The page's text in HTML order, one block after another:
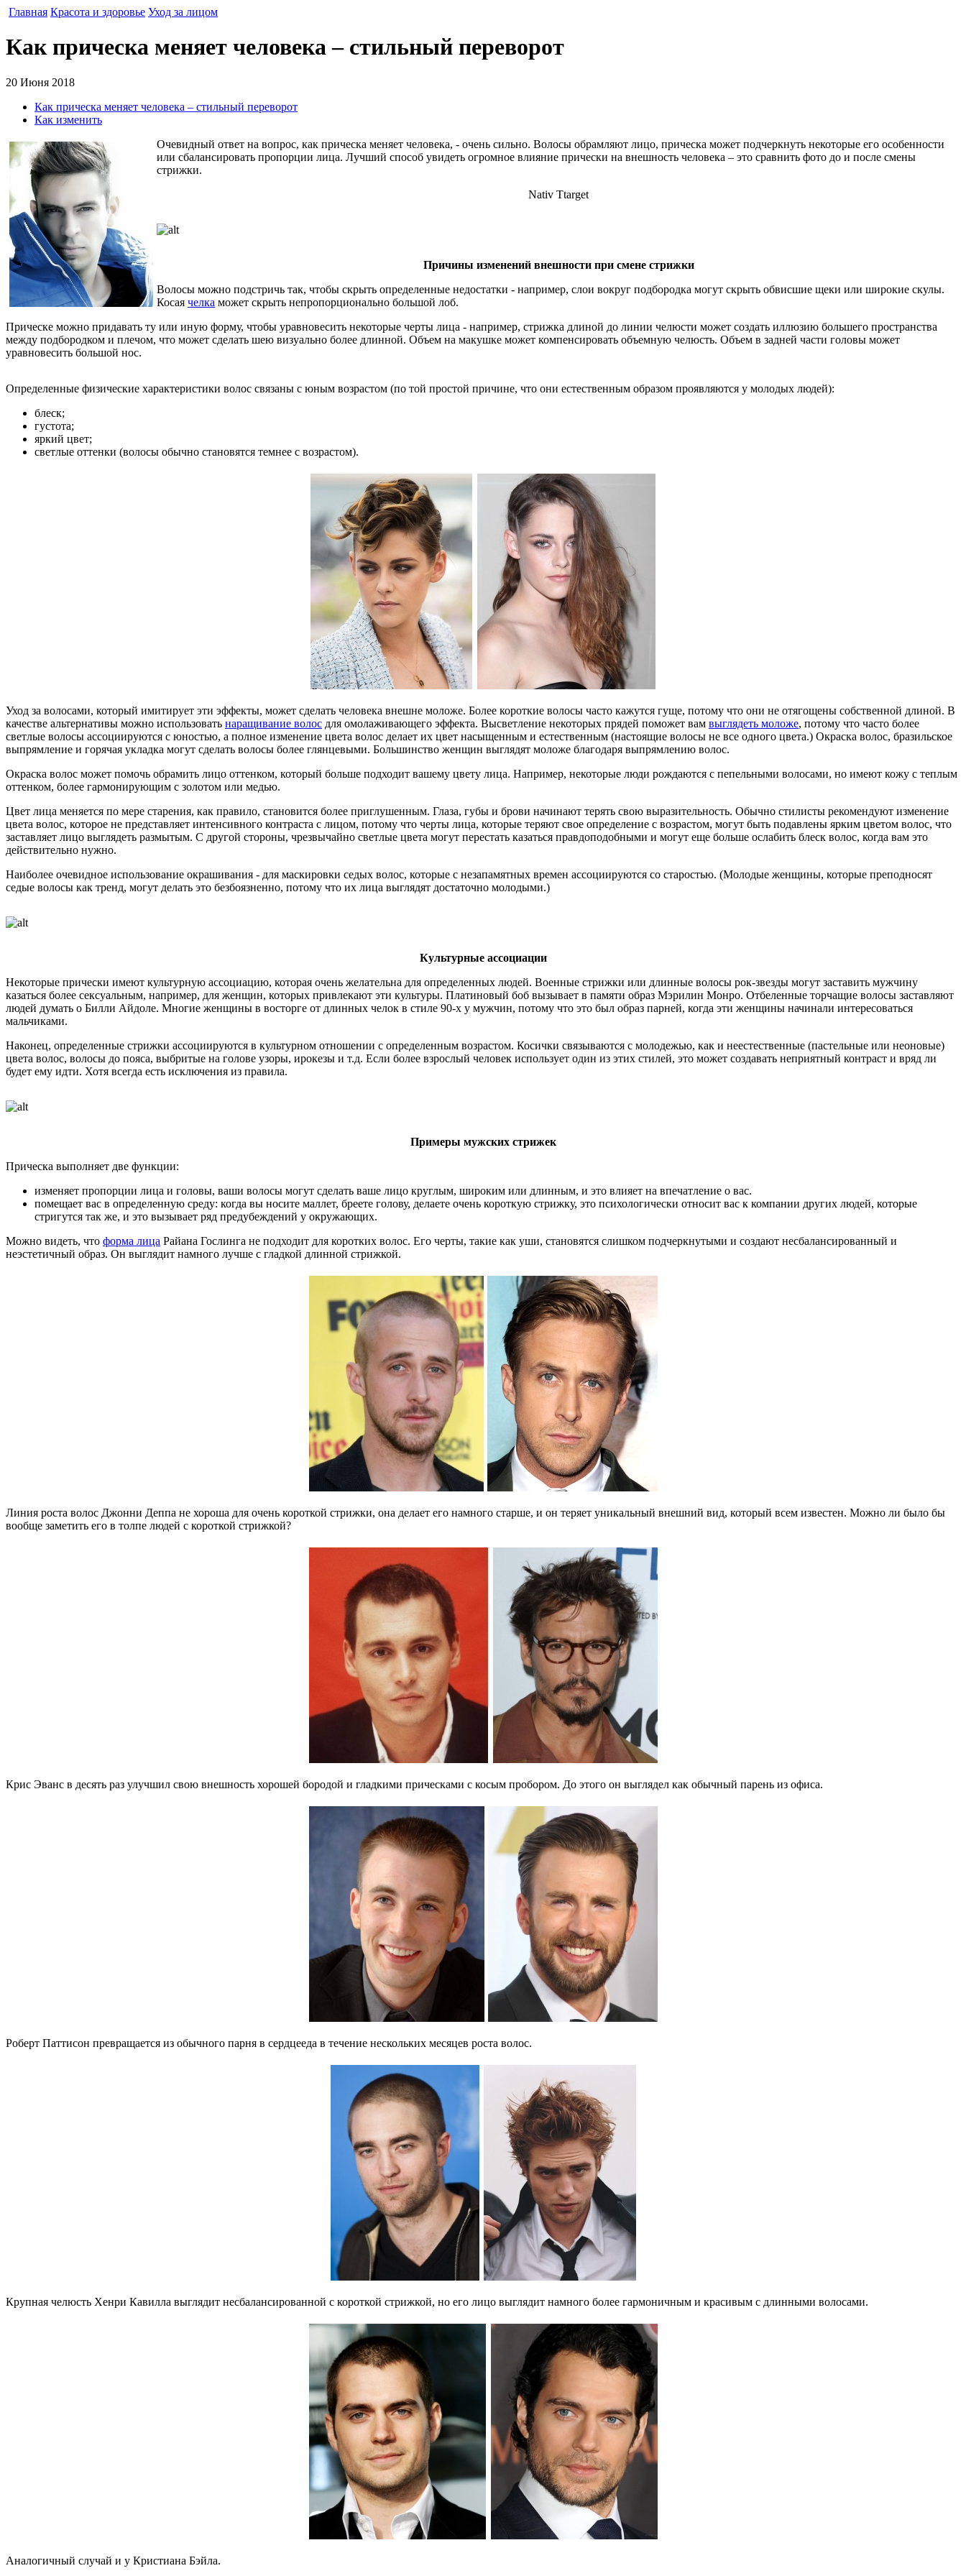
Главная Красота и здоровье Уход за лицом
Как прическа меняет человека – стильный переворот
20 Июня 2018
Как прическа меняет человека – стильный переворот
Как изменить
Очевидный ответ на вопрос, как прическа меняет человека, - очень сильно. Волосы обрамляют лицо, прическа может подчеркнуть некоторые его особенности
или сбалансировать пропорции лица. Лучший способ увидеть огромное влияние прически на внешность человека – это сравнить фото до и после смены
стрижки.
Nativ Ttarget
Причины изменений внешности при смене стрижки
Волосы можно подстричь так, чтобы скрыть определенные недостатки - например, слои вокруг подбородка могут скрыть обвисшие щеки или широкие скулы.
Косая челка может скрыть непропорционально большой лоб.
Прическе можно придавать ту или иную форму, чтобы уравновесить некоторые черты лица - например, стрижка длиной до линии челюсти может создать иллюзию большего пространства
между подбородком и плечом, что может сделать шею визуально более длинной. Объем на макушке может компенсировать объемную челюсть. Объем в задней части головы может
уравновесить большой нос.
Определенные физические характеристики волос связаны с юным возрастом (по той простой причине, что они естественным образом проявляются у молодых людей):
блеск;
густота;
яркий цвет;
светлые оттенки (волосы обычно становятся темнее с возрастом).
Уход за волосами, который имитирует эти эффекты, может сделать человека внешне моложе. Более короткие волосы часто кажутся гуще, потому что они не отягощены собственной длиной. В
качестве альтернативы можно использовать наращивание волос для омолаживающего эффекта. Высветление некоторых прядей поможет вам выглядеть моложе, потому что часто более
светлые волосы ассоциируются с юностью, а полное изменение цвета волос делает их цвет насыщенным и естественным (настоящие волосы не все одного цвета.) Окраска волос, бразильское
выпрямление и горячая укладка могут сделать волосы более глянцевыми. Большинство женщин выглядят моложе благодаря выпрямлению волос.
Окраска волос может помочь обрамить лицо оттенком, который больше подходит вашему цвету лица. Например, некоторые люди рождаются с пепельными волосами, но имеют кожу с теплым
оттенком, более гармонирующим с золотом или медью.
Цвет лица меняется по мере старения, как правило, становится более приглушенным. Глаза, губы и брови начинают терять свою выразительность. Обычно стилисты рекомендуют изменение
цвета волос, которое не представляет интенсивного контраста с лицом, потому что черты лица, которые теряют свое определение с возрастом, могут быть подавлены ярким цветом волос, что
заставляет лицо выглядеть размытым. С другой стороны, чрезвычайно светлые цвета могут перестать казаться правдоподобными и могут еще больше ослабить блеск волос, когда вам это
действительно нужно.
Наиболее очевидное использование окрашивания - для маскировки седых волос, которые с незапамятных времен ассоциируются со старостью. (Молодые женщины, которые преподносят
седые волосы как тренд, могут делать это безбоязненно, потому что их лица выглядят достаточно молодыми.)
Культурные ассоциации
Некоторые прически имеют культурную ассоциацию, которая очень желательна для определенных людей. Военные стрижки или длинные волосы рок-звезды могут заставить мужчину
казаться более сексуальным, например, для женщин, которых привлекают эти культуры. Платиновый боб вызывает в памяти образ Мэрилин Монро. Отбеленные торчащие волосы заставляют
людей думать о Билли Айдоле. Многие женщины в восторге от длинных челок в стиле 90-х у мужчин, потому что это был образ парней, когда эти женщины начинали интересоваться
мальчиками.
Наконец, определенные стрижки ассоциируются в культурном отношении с определенным возрастом. Косички связываются с молодежью, как и неестественные (пастельные или неоновые)
цвета волос, волосы до пояса, выбритые на голове узоры, ирокезы и т.д. Если более взрослый человек использует один из этих стилей, это может создавать неприятный контраст и вряд ли
будет ему идти. Хотя всегда есть исключения из правила.
Примеры мужских стрижек
Прическа выполняет две функции:
изменяет пропорции лица и головы, ваши волосы могут сделать ваше лицо круглым, широким или длинным, и это влияет на впечатление о вас.
помещает вас в определенную среду: когда вы носите маллет, бреете голову, делаете очень короткую стрижку, это психологически относит вас к компании других людей, которые
стригутся так же, и это вызывает ряд предубеждений у окружающих.
Можно видеть, что форма лица Райана Гослинга не подходит для коротких волос. Его черты, такие как уши, становятся слишком подчеркнутыми и создают несбалансированный и
неэстетичный образ. Он выглядит намного лучше с гладкой длинной стрижкой.
Линия роста волос Джонни Деппа не хороша для очень короткой стрижки, она делает его намного старше, и он теряет уникальный внешний вид, который всем известен. Можно ли было бы
вообще заметить его в толпе людей с короткой стрижкой?
Крис Эванс в десять раз улучшил свою внешность хорошей бородой и гладкими прическами с косым пробором. До этого он выглядел как обычный парень из офиса.
Роберт Паттисон превращается из обычного парня в сердцееда в течение нескольких месяцев роста волос.
Крупная челюсть Хенри Кавилла выглядит несбалансированной с короткой стрижкой, но его лицо выглядит намного более гармоничным и красивым с длинными волосами.
Аналогичный случай и у Кристиана Бэйла.